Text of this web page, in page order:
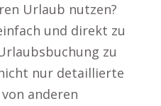
Urlaub nutzen?
und direkt zu
zu
nur detaillierte
anderen